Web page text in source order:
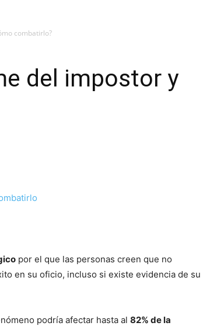
combatirlo?
del impostor y
por el que las personas creen que no
en su oficio, incluso si existe evidencia de su
podría afectar hasta al 82% de la